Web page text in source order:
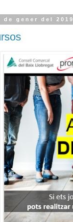
gener del 2019